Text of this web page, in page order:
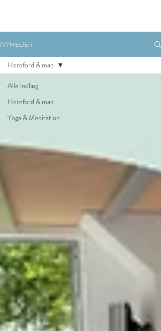
NYHEDER
Alle indlæg
Hereford & mad
Yoga & Meditation
Hereford & mad